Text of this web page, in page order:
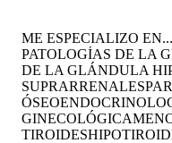
ME ESPECIALIZO EN...
PATOLOGÍAS DE LA
DE LA GLÁNDULA
SUPRARRENALES
ÓSEO
GINECOLÓGICA
TIROIDES